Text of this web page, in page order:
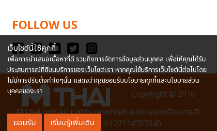
FOLLOW US
Copyright © 2016
MThai.com All rights reserved. หมายเลขทะเบียนการค้า
อิเล็กทรอนิกส์ : 0127114707040
เว็บไซต์นี้ใช้คุกกี้
เพื่อการนำเสนอเนื้อหาที่ดี รวมถึงการจัดการข้อมูลส่วนบุคคล เพื่อให้คุณได้รับ
ประสบการณ์ที่ดีบนบริการของเว็บไซต์เรา หากคุณใช้บริการเว็บไซต์นี้ต่อไปโดย
ไม่มีการปรับตั้งค่าใดๆนั้น แสดงว่าคุณยอมรับนโยบายคุกกี้และนโยบายส่วน
บุคคลของเรา
ยอมรับ เรียนรู้เพิ่มเติม